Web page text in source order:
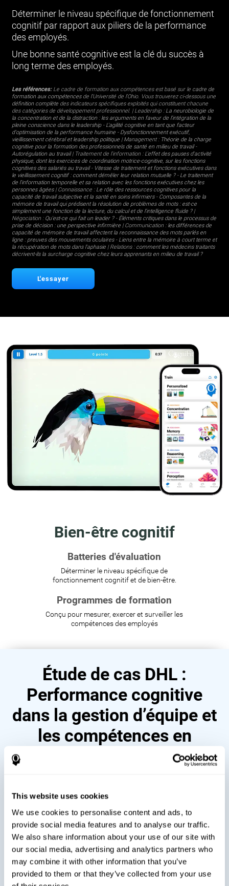
This website uses cookies
We use cookies to personalise content and ads, to
provide social media features and to analyse our traffic.
We also share information about your use of our site with
our social media, advertising and analytics partners who
may combine it with other information that you’ve
provided to them or that they’ve collected from your use
Déterminer le niveau spécifique de fonctionnement
cognitif par rapport aux piliers de la performance
des employés.
Une bonne santé cognitive est la clé du succès à
long terme des employés.
Les références:Le cadre de formation aux compétences est basé sur le cadre de
formation aux compétencesde l'Université de l'Ohio. Vous trouverez ci-dessous une
définition complètedes indicateurs spécifiques exploités qui constituent chacune
des catégories de développement professionnel. | Leadership : La neurobiologie de
la concentration et de la distraction : les arguments en faveur de l'intégration de la
pleine conscience dans le leadership- L'agilité cognitive en tant que facteur
d'optimisation de la performance humaine- Dysfonctionnement exécutif,
vieillissement cérébral et leadership politique| Management : Théorie de la charge
cognitive pour la formation des professionnels de santé en milieu de travail-
Autorégulation au travail| Traitement de l'information : L'effet des pauses d'activité
physique, dont les exercices de coordination motrice-cognitive, sur les fonctions
cognitives des salariés au travail- Vitesse de traitement et fonctions exécutives dans
le vieillissement cognitif : comment démêler leur relation mutuelle ?- Le traitement
de l'information temporelle et sa relation avec les fonctions exécutives chez les
personnes âgées| Connaissance : Le rôle des ressources cognitives pour la
capacité de travail subjective et la santé en soins infirmiers- Composantes de la
mémoire de travail qui prédisent la résolution de problèmes de mots : est-ce
simplement une fonction de la lecture, du calcul et de l'intelligence fluide ?|
Négociation : Qu'est-ce qui fait un leader ?- Éléments critiques dans le processus de
prise de décision : une perspective infirmière| Communication : les différences de
capacité de mémoire de travail affectent la reconnaissance des mots parlés en
ligne : preuves des mouvements oculaires- Liens entre la mémoire à court terme et
la récupération de mots dans l'aphasie| Relations : comment les médecins traitants
décrivent-ils la surcharge cognitive chez leurs apprenants en milieu de travail ?
L'essayer
Bien-être cognitif
Batteries d'évaluation
Déterminer le niveau spécifique de
fonctionnement cognitif et de bien-être.
Programmes de formation
Conçu pour mesurer, exercer et surveiller les
compétences des employés
Étude de cas DHL :
Performance cognitive
dans la gestion d’équipe et
les compétences en